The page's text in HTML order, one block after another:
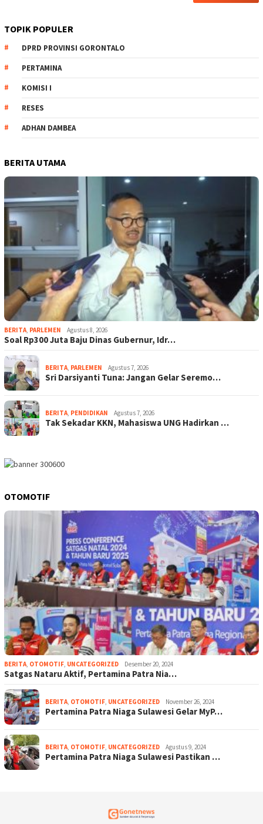
TOPIK POPULER
DPRD PROVINSI GORONTALO
PERTAMINA
KOMISI I
RESES
ADHAN DAMBEA
BERITA UTAMA
BERITA PARLEMEN Agustus 8, 2026
Soal Rp300 Juta Baju Dinas Gubernur, Idr…
BERITA PARLEMEN Agustus 7, 2026
Sri Darsiyanti Tuna: Jangan Gelar Seremo…
BERITA PENDIDIKAN Agustus 7, 2026
Tak Sekadar KKN, Mahasiswa UNG Hadirkan …
OTOMOTIF
BERITA OTOMOTIF UNCATEGORIZED Desember 20, 2024
Satgas Nataru Aktif, Pertamina Patra Nia…
BERITA OTOMOTIF UNCATEGORIZED November 26, 2024
Pertamina Patra Niaga Sulawesi Gelar MyP…
BERITA OTOMOTIF UNCATEGORIZED Agustus 9, 2024
Pertamina Patra Niaga Sulawesi Pastikan …